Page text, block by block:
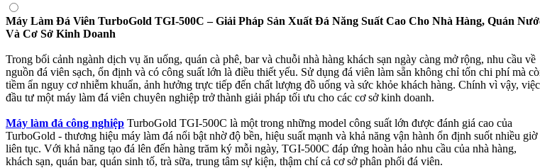
Máy Làm Đá Viên TurboGold TGI-500C – Giải Pháp Sản Xuất Đá Năng Suất Cao Cho Nhà Hàng, Quán
Và Cơ Sở Kinh Doanh
Trong bối cảnh ngành dịch vụ ăn uống, quán cà phê, bar và chuỗi nhà hàng khách sạn ngày càng mở rộng, nhu cầu về
nguồn đá viên sạch, ổn định và có công suất lớn là điều thiết yếu. Sử dụng đá viên làm sẵn không chỉ tốn chi phí mà
tiềm ẩn nguy cơ nhiễm khuẩn, ảnh hưởng trực tiếp đến chất lượng đồ uống và sức khỏe khách hàng. Chính vì vậy, việc
đầu tư một máy làm đá viên chuyên nghiệp trở thành giải pháp tối ưu cho các cơ sở kinh doanh.
Máy làm đá công nghiệp TurboGold TGI-500C là một trong những model công suất lớn được đánh giá cao của
TurboGold - thương hiệu máy làm đá nổi bật nhờ độ bền, hiệu suất mạnh và khả năng vận hành ổn định suốt nhiều giờ
liên tục. Với khả năng tạo đá lên đến hàng trăm ký mỗi ngày, TGI-500C đáp ứng hoàn hảo nhu cầu của nhà hàng,
khách sạn, quán bar, quán sinh tố, trà sữa, trung tâm sự kiện, thậm chí cả cơ sở phân phối đá viên.